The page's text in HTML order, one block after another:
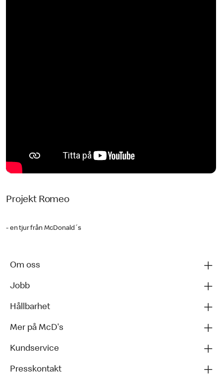
Projekt Romeo
- en tjur från McDonald´s
Om oss
Jobb
Hållbarhet
Mer på McD's
Kundservice
Presskontakt